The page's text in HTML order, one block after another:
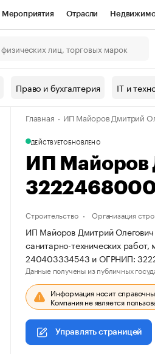
Мероприятия Отрасли
Спецпроекты Проверка
наличной валюты
Право и бухгалтерия IT и
Главная ИП Майоров Дмитрий
ДЕЙСТВУЕТОБНОВЛЕНО
ИП Майоров
Строительство Организация
ИП Майоров Дмитрий Олегович
санитарно-технических
240403334543 и ОГРНИП:
Данные получены из публичных
Информация носит
Компания не является
Управлять страницей